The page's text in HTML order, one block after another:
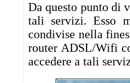
Da questo punto di
tali servizi. Esso
condivise nella
router ADSL/Wifi
accedere a tali